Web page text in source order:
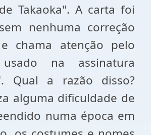
Takaoka". A carta foi
nenhuma correção
chama atenção pelo
na assinatura
Qual a razão disso?
alguma dificuldade de
numa época em